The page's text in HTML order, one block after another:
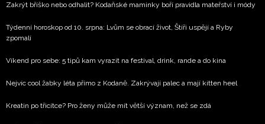
Zakrýt bříško nebo odhalit? Kodaňské maminky boří pravidla mateřství i módy
Týdenní horoskop od 10. srpna: Lvům se obrací život, Štíři uspějí a Ryby
zpomalí
Víkend pro sebe: 5 tipů kam vyrazit na festival, drink, rande a do kina
Nejvíc cool žabky léta přímo z Kodaně. Zakrývají palec a mají kitten heel
Kreatin po třicítce? Pro ženy může mít větší význam, než se zdá